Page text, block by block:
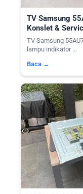
TV Samsung
Konslet &
TV Samsung
lampu indikator ...
Baca →